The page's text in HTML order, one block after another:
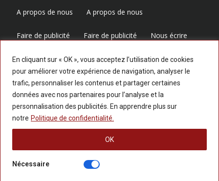
En cliquant sur « OK », vous acceptez l’utilisation de cookies
pour améliorer votre expérience de navigation, analyser le
trafic, personnaliser les contenus et partager certaines
données avec nos partenaires pour l’analyse et la
personnalisation des publicités. En apprendre plus sur
notre Politique de confidentialité.
OK
Nécessaire
A propos de nous A propos de nous
Faire de publicité Faire de publicité Nous écrire
Nous écrire
Suivez-nous
© 2025 LESPERSPECTIVES.COM — Tous les droits réservés